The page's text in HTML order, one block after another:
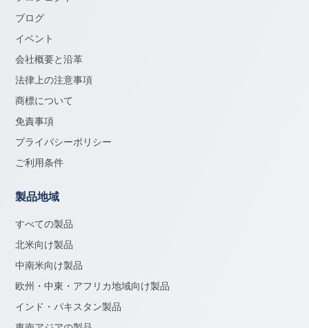
ブログ
イベント
会社概要と沿革
法律上の注意事項
商標について
免責事項
プライバシーポリシー
ご利用条件
製品地域
すべての製品
北米向け製品
中南米向け製品
欧州・中東・アフリカ地域向け製品
インド・パキスタン製品